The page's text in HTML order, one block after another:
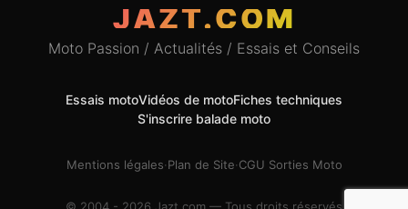
JAZT.COM
Moto Passion / Actualités / Essais et Conseils
Essais motoVidéos de motoFiches techniques
S'inscrire balade moto
Mentions légales·Plan de Site·CGU Sorties Moto